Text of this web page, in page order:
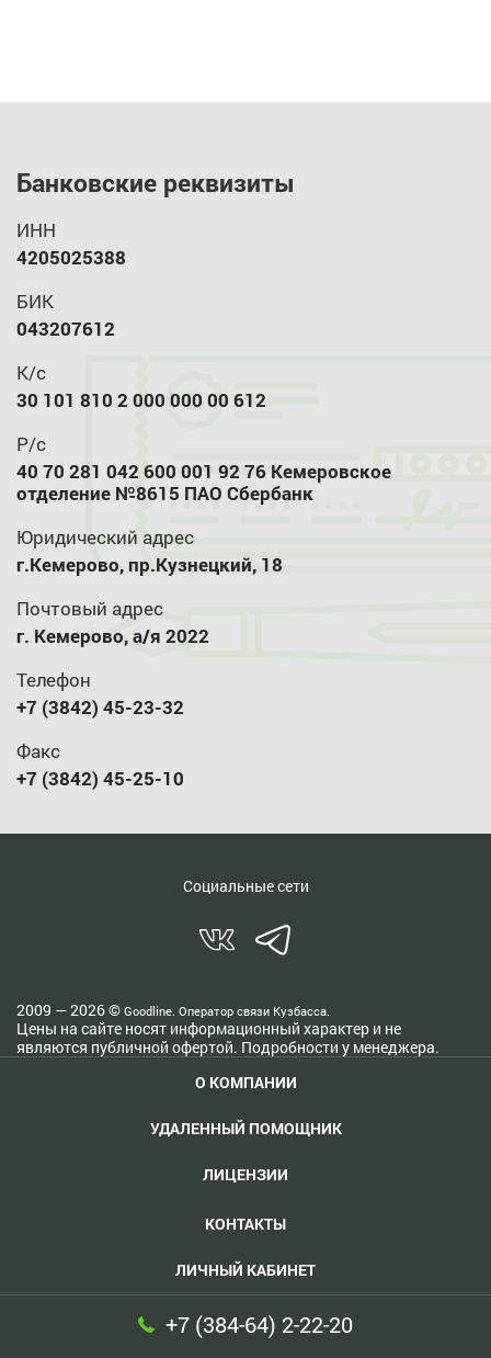
Банковские реквизиты
ИНН
4205025388
БИК
043207612
К/с
30 101 810 2 000 000 00 612
Р/с
40 70 281 042 600 001 92 76 Кемеровское
отделение №8615 ПАО Сбербанк
Юридический адрес
г.Кемерово, пр.Кузнецкий, 18
Почтовый адрес
г. Кемерово, а/я 2022
Телефон
+7 (3842) 45-23-32
Факс
+7 (3842) 45-25-10
Социальные сети
2009 — 2026 © Goodline. Оператор связи Кузбасса.
Цены на сайте носят информационный характер и не
являются публичной офертой. Подробности у менеджера.
О КОМПАНИИ
УДАЛЕННЫЙ ПОМОЩНИК
ЛИЦЕНЗИИ
КОНТАКТЫ
ЛИЧНЫЙ КАБИНЕТ
+7 (384-64) 2-22-20